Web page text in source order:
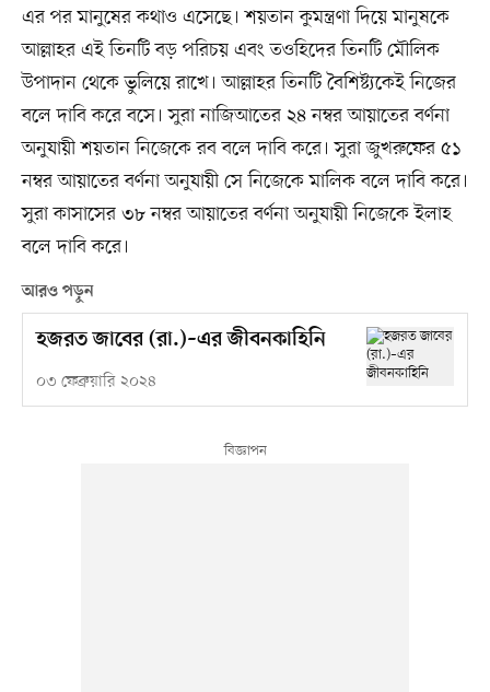
এর পর মানুষের কথাও এসেছে। শয়তান কুমন্ত্রণা দিয়ে মানুষকে
আল্লাহর এই তিনটি বড় পরিচয় এবং তওহিদের তিনটি মৌলিক
উপাদান থেকে ভুলিয়ে রাখে। আল্লাহর তিনটি বৈশিষ্ট্যকেই নিজের
বলে দাবি করে বসে। সুরা নাজিআতের ২৪ নম্বর আয়াতের বর্ণনা
অনুযায়ী শয়তান নিজেকে রব বলে দাবি করে। সুরা জুখরুফের ৫১
নম্বর আয়াতের বর্ণনা অনুযায়ী সে নিজেকে মালিক বলে দাবি করে।
সুরা কাসাসের ৩৮ নম্বর আয়াতের বর্ণনা অনুযায়ী নিজেকে ইলাহ
বলে দাবি করে।
আরও পড়ুন
হজরত জাবের (রা.)–এর জীবনকাহিনি
০৩ ফেব্রুয়ারি ২০২৪